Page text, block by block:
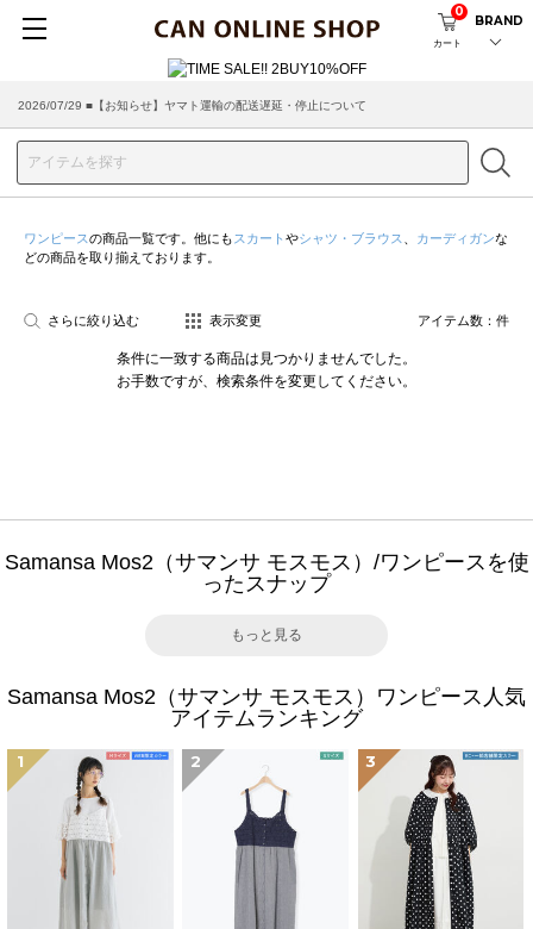
カート
0
BRAND
2026/07/29 ■【お知らせ】ヤマト運輸の配送遅延・停止について
2026/03/18 ■店舗受け取りサービスのご案内
ワンピースの商品一覧です。他にも スカート やシャツ・ブラウス カーディガンな
どの商品を取り揃えております。
さらに絞り込む 表示変更 アイテム数： 件
条件に一致する商品は見つかりませんでした。
お手数ですが、検索条件を変更してください。
Samansa Mos2（サマンサ モスモス）/ワンピースを使
ったスナップ
もっと見る
Samansa Mos2（サマンサ モスモス）ワンピース人気
アイテムランキング
1 2 3